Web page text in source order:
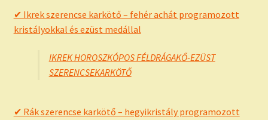
✔ Ikrek szerencse karkötő – fehér achát programozott
kristályokkal és ezüst medállal
IKREK HOROSZKÓPOS FÉLDRÁGAKŐ-EZÜST
SZERENCSEKARKÖTŐ
✔ Rák szerencse karkötő – hegyikristály programozott